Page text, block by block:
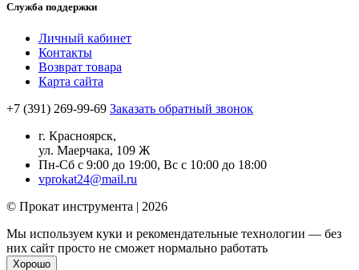
Служба поддержки
Личный кабинет
Контакты
Возврат товара
Карта сайта
+7 (391) 269-99-69 Заказать обратный звонок
г. Красноярск,
ул. Маерчака, 109 Ж
Пн-Сб с 9:00 до 19:00, Вс с 10:00 до 18:00
vprokat24@mail.ru
© Прокат инструмента | 2026
Мы используем куки и рекомендательные технологии — без
них сайт просто не сможет нормально работать
Хорошо